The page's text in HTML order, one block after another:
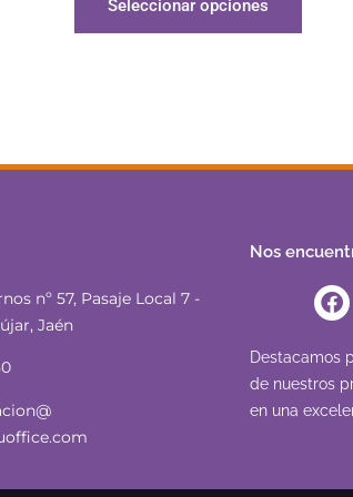
Seleccionar opciones
nº 57, Pasaje Local 7 -
Jaén
Nos
Destacamos
de nuestros
en una